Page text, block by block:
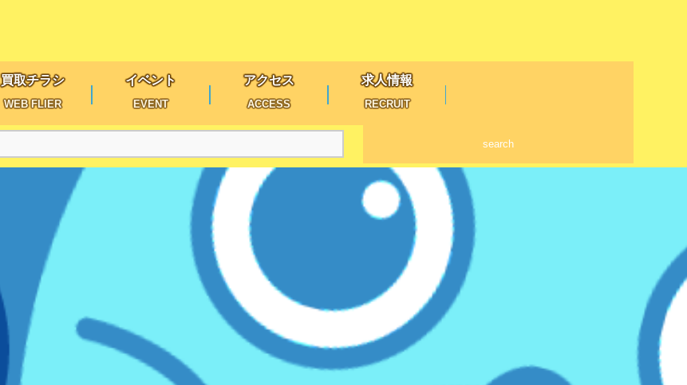
買取チラシ
WEB FLIER
イベント
EVENT
アクセス
ACCESS
求人情報
RECRUIT
search